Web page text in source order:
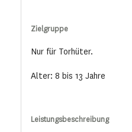
Zielgruppe
Nur für Torhüter.
Alter: 8 bis 13 Jahre
Leistungsbeschreibung